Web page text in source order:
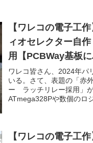
【ワレコの電子工
ィオセレクター自
用【PCBWay基板
ワレコ皆さん、2024年パ
いる。さて、表題の「赤
ー ラッチリレー採用」
ATmega328Pや数個のロ
【ワレコの電子工